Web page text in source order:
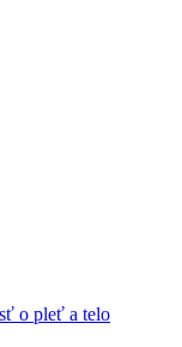
o pleť a telo